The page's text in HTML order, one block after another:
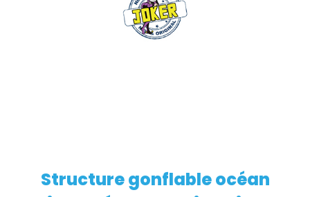
EN SAVOIR PLUS
Structure gonflable océan